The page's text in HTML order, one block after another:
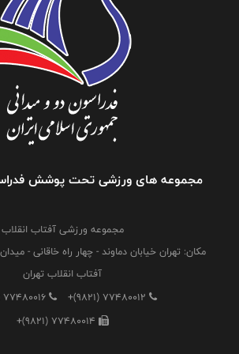
مجموعه های ورزشی تحت پوشش
مجموعه ورزشی آفتاب انقلاب
مکان: تهران خیابان دماوند - چهار راه خاقانی -
آفتاب انقلاب تهران
+(9821) 77480012
77480016
+(9821) 77480014